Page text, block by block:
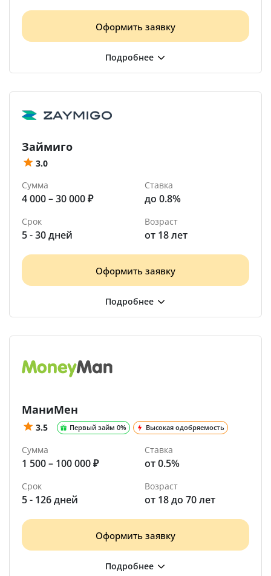
Оформить заявку
Займиго
3.0
Сумма
4 000 – 30 000 ₽
Ставка
до 0.8%
Срок
5 - 30 дней
Возраст
от 18 лет
Оформить заявку
МаниМен
3.5 Первый займ 0% Высокая одобряемость
Сумма
1 500 – 100 000 ₽
Ставка
от 0.5%
Срок
5 - 126 дней
Возраст
от 18 до 70 лет
Оформить заявку